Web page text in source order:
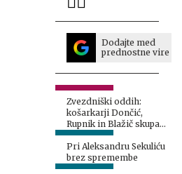
Dodajte med
prednostne vire
Zvezdniški oddih:
košarkarji Dončić,
Rupnik in Blažič skupaj
na jahti
Pri Aleksandru Sekuliću
brez spremembe